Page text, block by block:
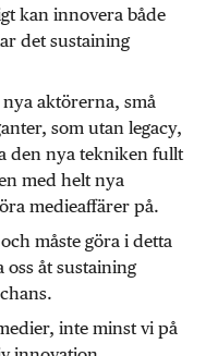
kan innovera både
det sustaining
aktörerna, små
som utan legacy,
den nya tekniken fullt
med helt nya
medieaffärer på.
måste göra i detta
åt sustaining
inte minst vi på